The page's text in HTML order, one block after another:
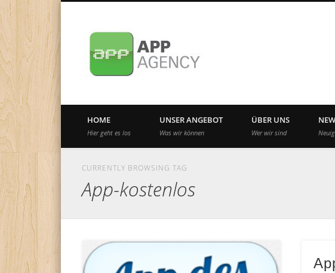
Internationale App-Agentur seit 2010
HOME
Hier geht es los
UNSER ANGEBOT
Was wir können
ÜBER UNS
Wer wir sind
CURRENTLY BROWSING TAG
App-kostenlos